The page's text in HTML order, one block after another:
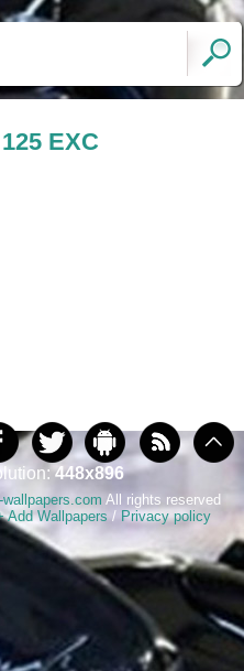
EXC
448x896
All rights reserved
Add Wallpapers / Privacy policy